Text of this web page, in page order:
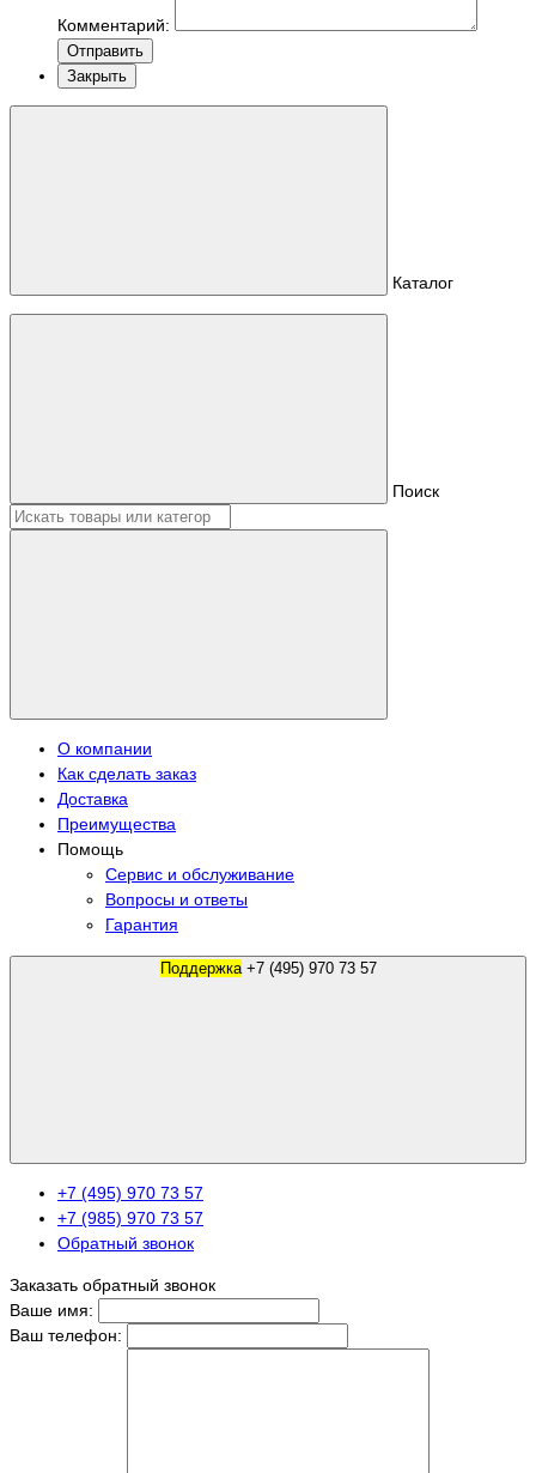
Комментарий:
Отправить
Закрыть
Каталог
Поиск
О компании
Как сделать заказ
Доставка
Преимущества
Помощь
Сервис и обслуживание
Вопросы и ответы
Гарантия
Поддержка +7 (495) 970 73 57
+7 (495) 970 73 57
+7 (985) 970 73 57
Обратный звонок
Заказать обратный звонок
Ваше имя:
Ваш телефон: